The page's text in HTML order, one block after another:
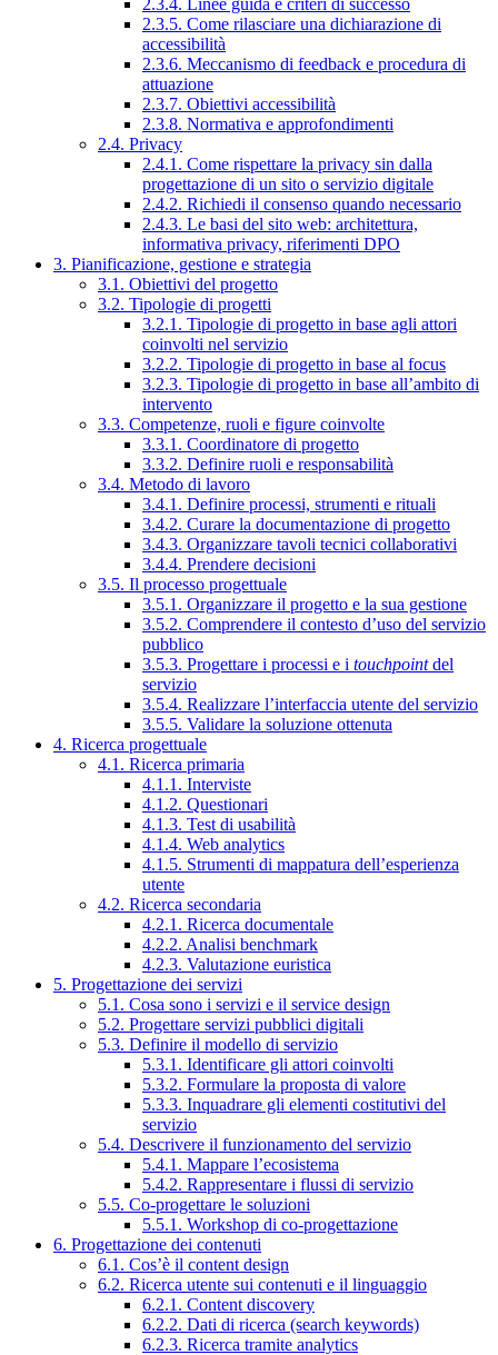
2.3.4. Linee guida e criteri di successo
2.3.5. Come rilasciare una dichiarazione di
accessibilità
2.3.6. Meccanismo di feedback e procedura di
attuazione
2.3.7. Obiettivi accessibilità
2.3.8. Normativa e approfondimenti
2.4. Privacy
2.4.1. Come rispettare la privacy sin dalla
progettazione di un sito o servizio digitale
2.4.2. Richiedi il consenso quando necessario
2.4.3. Le basi del sito web: architettura,
informativa privacy, riferimenti DPO
3. Pianificazione, gestione e strategia
3.1. Obiettivi del progetto
3.2. Tipologie di progetti
3.2.1. Tipologie di progetto in base agli attori
coinvolti nel servizio
3.2.2. Tipologie di progetto in base al focus
3.2.3. Tipologie di progetto in base all’ambito di
intervento
3.3. Competenze, ruoli e figure coinvolte
3.3.1. Coordinatore di progetto
3.3.2. Definire ruoli e responsabilità
3.4. Metodo di lavoro
3.4.1. Definire processi, strumenti e rituali
3.4.2. Curare la documentazione di progetto
3.4.3. Organizzare tavoli tecnici collaborativi
3.4.4. Prendere decisioni
3.5. Il processo progettuale
3.5.1. Organizzare il progetto e la sua gestione
3.5.2. Comprendere il contesto d’uso del servizio
pubblico
3.5.3. Progettare i processi e i touchpointdel
servizio
3.5.4. Realizzare l’interfaccia utente del servizio
3.5.5. Validare la soluzione ottenuta
4. Ricerca progettuale
4.1. Ricerca primaria
4.1.1. Interviste
4.1.2. Questionari
4.1.3. Test di usabilità
4.1.4. Web analytics
4.1.5. Strumenti di mappatura dell’esperienza
utente
4.2. Ricerca secondaria
4.2.1. Ricerca documentale
4.2.2. Analisi benchmark
4.2.3. Valutazione euristica
5. Progettazione dei servizi
5.1. Cosa sono i servizi e il service design
5.2. Progettare servizi pubblici digitali
5.3. Definire il modello di servizio
5.3.1. Identificare gli attori coinvolti
5.3.2. Formulare la proposta di valore
5.3.3. Inquadrare gli elementi costitutivi del
servizio
5.4. Descrivere il funzionamento del servizio
5.4.1. Mappare l’ecosistema
5.4.2. Rappresentare i flussi di servizio
5.5. Co-progettare le soluzioni
5.5.1. Workshop di co-progettazione
6. Progettazione dei contenuti
6.1. Cos’è il content design
6.2. Ricerca utente sui contenuti e il linguaggio
6.2.1. Content discovery
6.2.2. Dati di ricerca (search keywords)
6.2.3. Ricerca tramite analytics